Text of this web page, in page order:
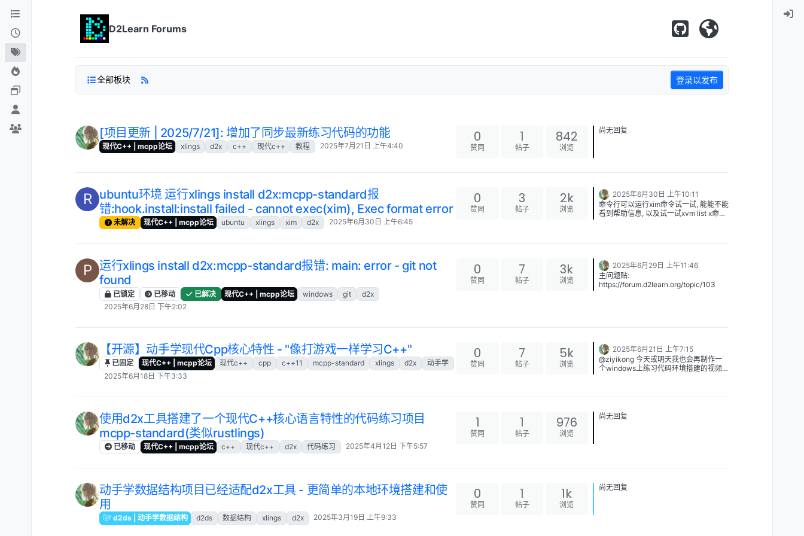
跳转至内容
D2Learn Forums
全部板块 登录以发布
[项目更新 | 2025/7/21]: 增加了同步最新练习代码的功能
现代C++ | mcpp论坛 xlings d2x c++ 现代c++ 教程 2025年7月21日 上午4:40
0
赞同
1
帖子
842
浏览
尚无回复
R ubuntu环境 运行xlings install d2x:mcpp-standard报
错:hook.install:install failed - cannot exec(xim), Exec format error
未解决 现代C++ | mcpp论坛 ubuntu xlings xim d2x 2025年6月30日 上午6:45
0
赞同
3
帖子
2k
浏览
2025年6月30日 上午10:11
命令行可以运行xim命令试一试, 能能不能
看到帮助信息, 以及试一试xvm list x命令
P 运行xlings install d2x:mcpp-standard报错: main: error - git not
found
已锁定 已移动 已解决 现代C++ | mcpp论坛 windows git
d2x
2025年6月28日 下午2:02
0
赞同
7
帖子
3k
浏览
2025年6月29日 上午11:46
主问题贴:
https://forum.d2learn.org/topic/103
【开源】动手学现代Cpp核心特性 - "像打游戏一样学习C++"
已固定 现代C++ | mcpp论坛 现代c++ cpp c++11 mcpp-standard xlings d2x
动手学
2025年6月18日 下午3:33
0
赞同
7
帖子
5k
浏览
2025年6月21日 上午7:15
@ziyikong 今天或明天我也会再制作一
个windows上练习代码环境搭建的视频
使用d2x工具搭建了一个现代C++核心语言特性的代码练习项目
mcpp-standard(类似rustlings)
已移动 现代C++ | mcpp论坛 c++ 现代c++ d2x 代码练习 2025年4月12日 下午5:57
1
赞同
1
帖子
976
浏览
尚无回复
动手学数据结构项目已经适配d2x工具 - 更简单的本地环境搭建和使
用
d2ds | 动手学数据结构 d2ds 数据结构 xlings d2x 2025年3月19日 上午9:33
0
赞同
1
帖子
1k
浏览
尚无回复